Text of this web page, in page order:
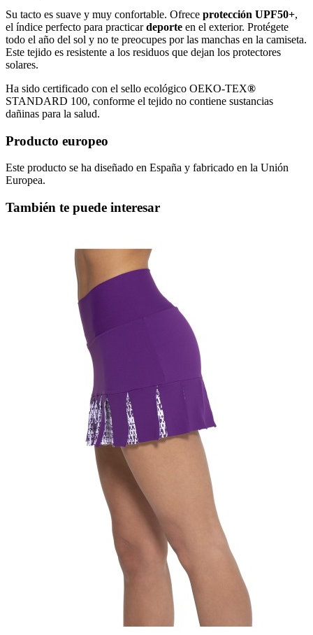
Su tacto es suave y muy confortable. Ofrece protección UPF50+,
el índice perfecto para practicar deporte en el exterior. Protégete
todo el año del sol y no te preocupes por las manchas en la camiseta.
Este tejido es resistente a los residuos que dejan los protectores
solares.
Ha sido certificado con el sello ecológico OEKO-TEX®
STANDARD 100, conforme el tejido no contiene sustancias
dañinas para la salud.
Producto europeo
Este producto se ha diseñado en España y fabricado en la Unión
Europea.
También te puede interesar